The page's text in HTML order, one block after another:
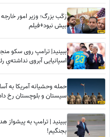
رَکَب بزرگ؛ وزیر امور
بیش نبود+فیلم
ببینید| ترامپ روی سکو
اسپانیایی آبروی نداشته‌یِ
حمله وحشیانه آمریکا به
سیستان و بلوچستان رخ
ببینید | ترامپ به پیشواز
بجنگیم!